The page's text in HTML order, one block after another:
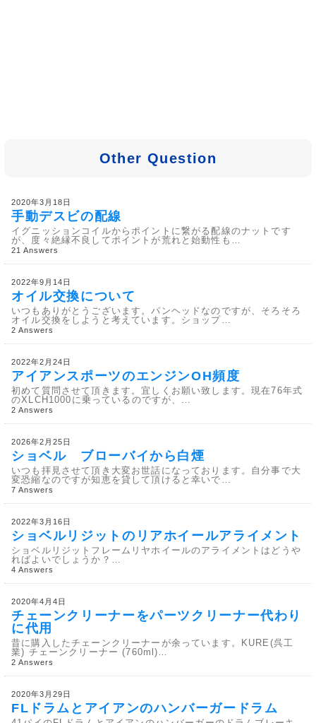
Other Question
2020年3月18日
手動デスビの配線
イグニッションコイルからポイントに繋がる配線のナットです
が、度々絶縁不良してポイントが荒れと始動性も…
21 Answers
2022年9月14日
オイル交換について
いつもありがとうございます。パンヘッドなのですが、そろそろ
オイル交換をしようと考えています。ショップ…
2 Answers
2022年2月24日
アイアンスポーツのエンジンOH頻度
初めて質問させて頂きます。宜しくお願い致します。現在76年式
のXLCH1000に乗っているのですが、…
2 Answers
2026年2月25日
ショベル ブローバイから白煙
いつも拝見させて頂き大変お世話になっております。自分事で大
変恐縮なのですが知恵を貸して頂けると幸いで…
7 Answers
2022年3月16日
ショベルリジットのリアホイールアライメント
ショベルリジットフレームリヤホイールのアライメントはどうや
ればよいでしょうか？…
4 Answers
2020年4月4日
チェーンクリーナーをパーツクリーナー代わり
に代用
昔に購入したチェーンクリーナーが余っています。KURE(呉工
業) チェーンクリーナー (760ml)…
2 Answers
2020年3月29日
FLドラムとアイアンのハンバーガードラム